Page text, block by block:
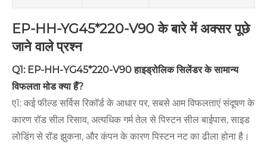
EP-HH-YG45*220-V90 के बारे में अक्सर पूछे
जाने वाले प्रश्न
Q1: EP-HH-YG45*220-V90 हाइड्रोलिक सिलेंडर के सामान्य
विफलता मोड क्या हैं?
ए1: कई फील्ड सर्विस रिकॉर्ड के आधार पर, सबसे आम विफलताएं संदूषण के
कारण रॉड सील रिसाव, अत्यधिक गर्म तेल से पिस्टन सील बाईपास, साइड
लोडिंग से रॉड झुकना, और कंपन के कारण पिस्टन नट का ढीला होना है।